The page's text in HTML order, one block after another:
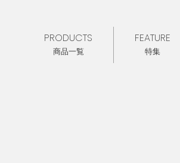
PRODUCTS
商品一覧
FEATURE
特集